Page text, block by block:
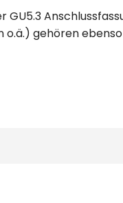
o.ä.) gehören